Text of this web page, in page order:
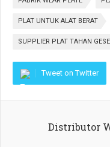
PLAT UNTUK ALAT BERAT
SUPPLIER PLAT TAHAN
Tweet on Twitter
Distributor